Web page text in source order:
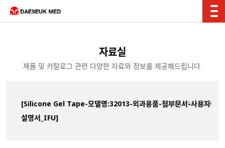
자료실
제품 및 카탈로그 관련 다양한 자료와 정보를 제공해드립니다.
[Silicone Gel Tape-모델명:32013-외과용품-첨부문서-사용자
설명서_IFU]
2025.12.18 289